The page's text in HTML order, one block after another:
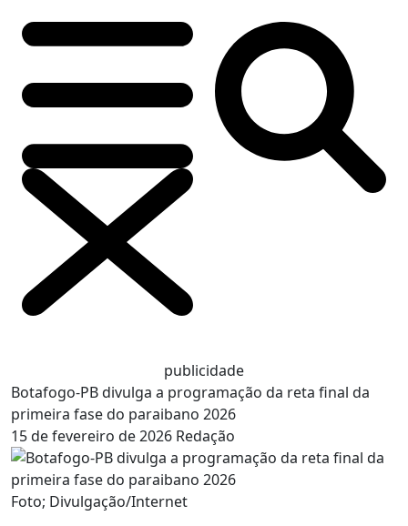
publicidade
Botafogo-PB divulga a programação da reta final da
primeira fase do paraibano 2026
15 de fevereiro de 2026 Redação
Foto; Divulgação/Internet